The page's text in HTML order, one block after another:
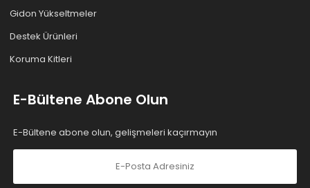
Gidon Yükseltmeler
Destek Ürünleri
Koruma Kitleri
E-Bültene Abone Olun
E-Bültene abone olun, gelişmeleri kaçırmayın